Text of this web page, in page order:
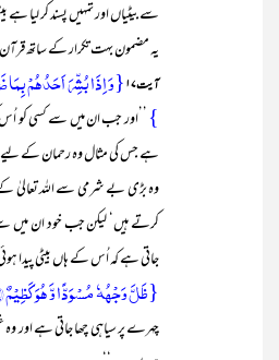
سے بیٹیاں اور تمہیں پسند کر لیا ہے
یہ مضمون بہت تکرار کے ساتھ
آیت ۱۷ {وَ اِذَا بُشِّرَ اَحَدُہُمۡ
} ’’اور جب ان میں سے کسی کو
ہے جس کی مثال وہ رحمان کے لیے
وہ بڑی بے شرمی سے اللہ تعالیٰ
کرتے ہیں‘ لیکن جب خود ان میں
جاتی ہے کہ اُس کے ہاں بیٹی پیدا
{ظَلَّ وَجۡہُہٗ مُسۡوَدًّا وَّ ہُوَ کَظِیۡمٌ
چہرے پر سیاہی چھا جاتی ہے اور